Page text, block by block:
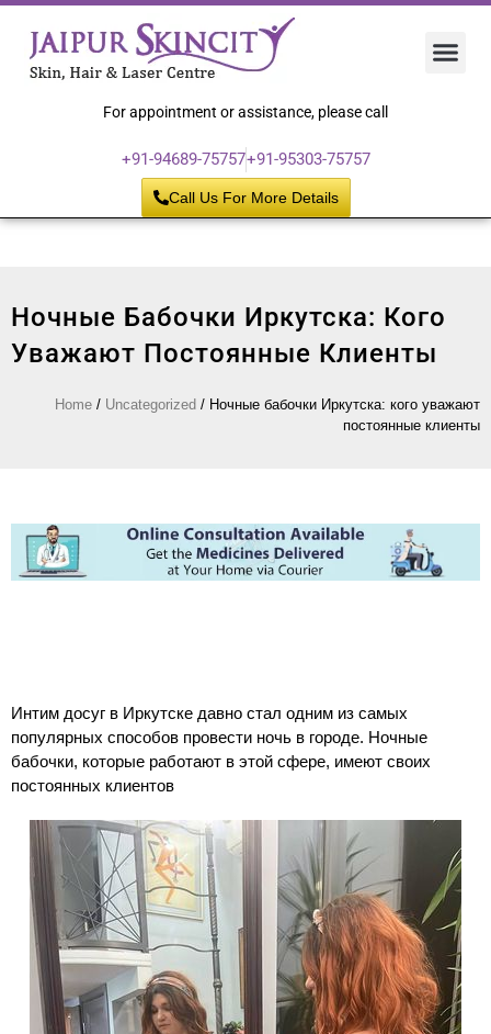
For appointment or assistance, please call
+91-94689-75757+91-95303-75757
Call Us For More Details
Ночные Бабочки Иркутска: Кого
Уважают Постоянные Клиенты
Home / Uncategorized / Ночные бабочки Иркутска: кого уважают
постоянные клиенты
Интим досуг в Иркутске давно стал одним из самых
популярных способов провести ночь в городе. Ночные
бабочки, которые работают в этой сфере, имеют своих
постоянных клиентов